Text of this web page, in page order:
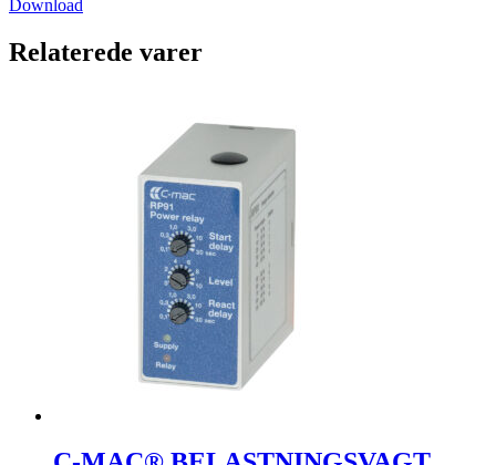
Download
Relaterede varer